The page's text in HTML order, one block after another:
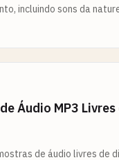
incluindo sons da
Áudio MP3
de áudio livres de